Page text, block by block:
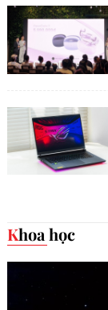
Khoa học